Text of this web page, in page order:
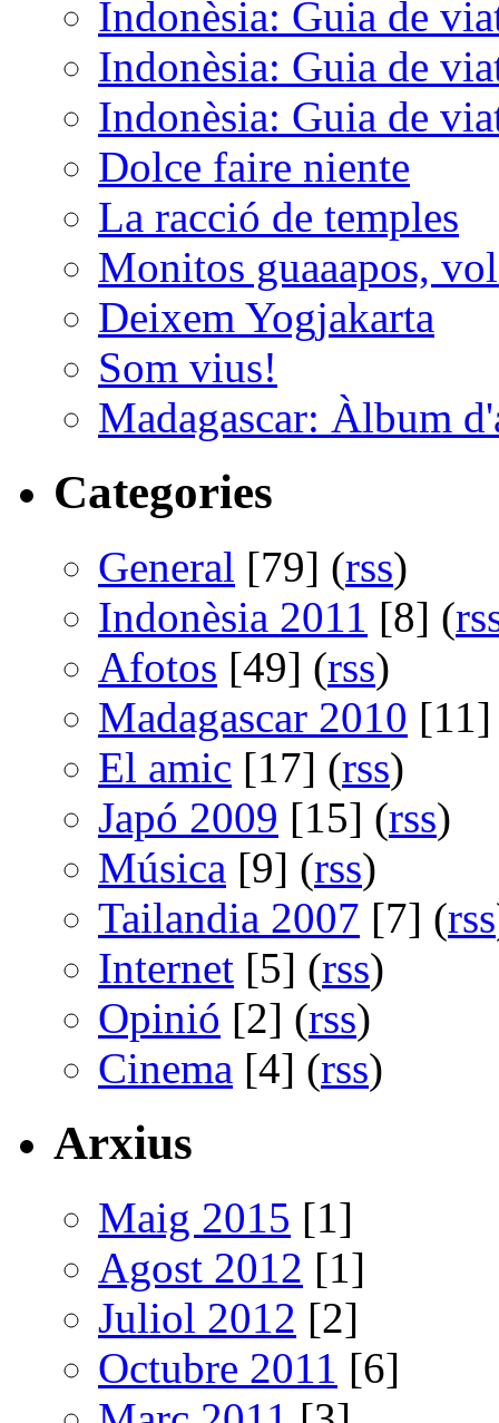
Indonèsia: Guia de
Indonèsia: Guia de
Indonèsia: Guia de
Dolce faire niente
La racció de temples
Monitos guaaapos,
Deixem Yogjakarta
Som vius!
Madagascar: Àlbum
Categories
General [79] (rss)
Indonèsia 2011 [8] (
Afotos [49] (rss)
Madagascar 2010
El amic [17] (rss)
Japó 2009 [15] (rss)
Música [9] (rss)
Tailandia 2007 [7] (rss
Internet [5] (rss)
Opinió [2] (rss)
Cinema [4] (rss)
Arxius
Maig 2015 [1]
Agost 2012 [1]
Juliol 2012 [2]
Octubre 2011 [6]